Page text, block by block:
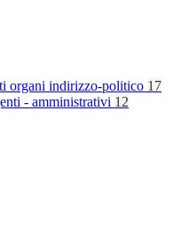
organi indirizzo-politico 17
- amministrativi 12